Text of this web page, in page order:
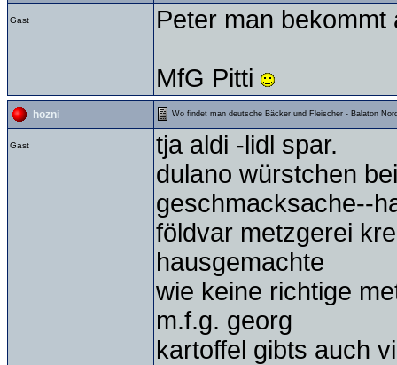
Gast Peter man
MfG Pitti
hozni Wo findet man deutsche Bäcker und Fleischer - Balaton
Gast
tja aldi -lidl spar.
dulano würstchen
geschmacksache--
földvar metzgerei
hausgemachte
wie keine richtige
m.f.g. georg
kartoffel gibts auch